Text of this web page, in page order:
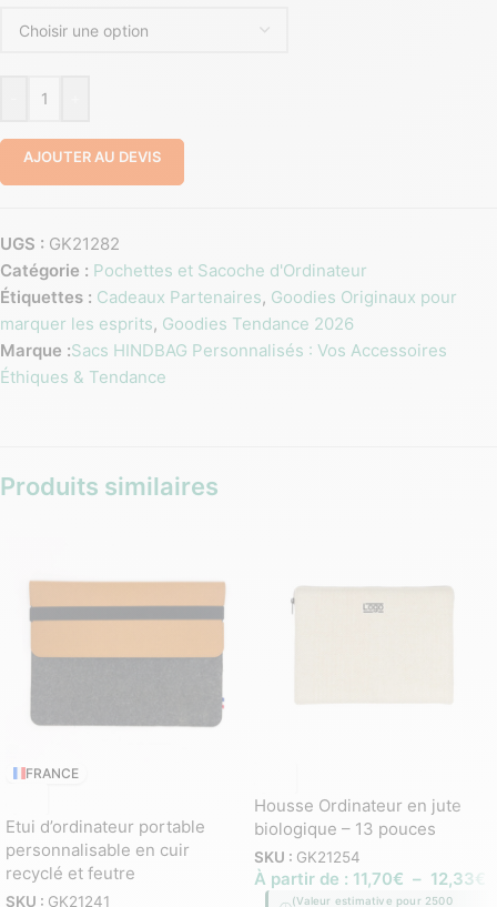
AJOUTER AU DEVIS
UGS : GK21282
Catégorie : Pochettes et Sacoche d'Ordinateur
Étiquettes : Cadeaux Partenaires, Goodies Originaux pour
marquer les esprits, Goodies Tendance 2026
Marque :Sacs HINDBAG Personnalisés : Vos Accessoires
Éthiques & Tendance
Produits similaires
FRANCE
Etui d’ordinateur portable
personnalisable en cuir
recyclé et feutre
SKU : GK21241
Housse Ordinateur en jute
biologique – 13 pouces
SKU : GK21254
À partir de : 11,70€ – 12,33€
(Valeur estimative pour 2500